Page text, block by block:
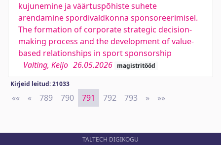
kujunemine ja väärtuspõhiste suhete
arendamine spordivaldkonna sponsoreerimisel.
The formation of corporate strategic decision-
making process and the development of value-
based relationships in sport sponsorship
Valting, Keijo 26.05.2026 magistritööd
Kirjeid leitud: 21033
«« First
« Previous
789 790 791 792 793 » Next
»»
TALTECH DIGIKOGU